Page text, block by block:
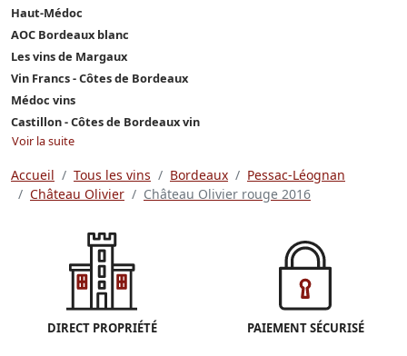
Haut-Médoc
AOC Bordeaux blanc
Les vins de Margaux
Vin Francs - Côtes de Bordeaux
Médoc vins
Castillon - Côtes de Bordeaux vin
Voir la suite
Accueil Tous les vins Bordeaux
Pessac-Léognan
Château Olivier
Château Olivier rouge 2016
DIRECT PROPRIÉTÉ PAIEMENT SÉCURISÉ